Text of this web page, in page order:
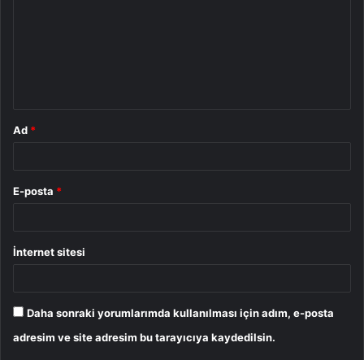
Ad *
E-posta *
İnternet sitesi
Daha sonraki yorumlarımda kullanılması için adım, e-posta
adresim ve site adresim bu tarayıcıya kaydedilsin.